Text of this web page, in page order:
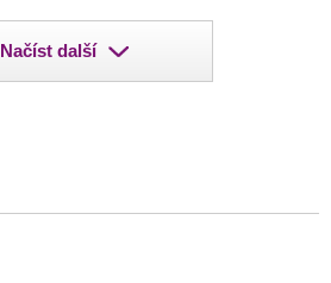
Načíst další